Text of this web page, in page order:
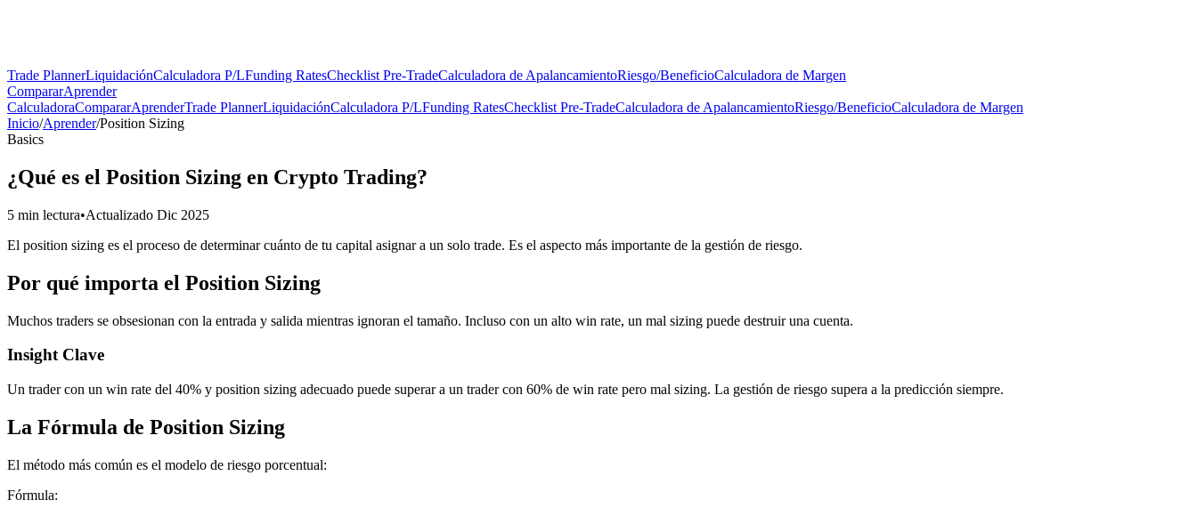
Trade PlannerLiquidaciónCalculadora P/LFunding RatesChecklist Pre-TradeCalculadora de ApalancamientoRiesgo/BeneficioCalculadora de Margen
CompararAprender
CalculadoraCompararAprenderTrade PlannerLiquidaciónCalculadora P/LFunding RatesChecklist Pre-TradeCalculadora de ApalancamientoRiesgo/BeneficioCalculadora de Margen
Inicio/Aprender/Position Sizing
Basics
¿Qué es el Position Sizing en Crypto Trading?
5 min lectura•Actualizado Dic 2025
El position sizing es el proceso de determinar cuánto de tu capital asignar a un solo trade. Es el aspecto más importante de la gestión de riesgo.
Por qué importa el Position Sizing
Muchos traders se obsesionan con la entrada y salida mientras ignoran el tamaño. Incluso con un alto win rate, un mal sizing puede destruir una cuenta.
Insight Clave
Un trader con un win rate del 40% y position sizing adecuado puede superar a un trader con 60% de win rate pero mal sizing. La gestión de riesgo supera a la predicción siempre.
La Fórmula de Position Sizing
El método más común es el modelo de riesgo porcentual:
Fórmula: